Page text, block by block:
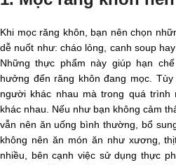
Khi mọc răng khôn, bạn nên chọn
dễ nuốt như: cháo lỏng, canh soup
Những thực phẩm này giúp hạn
hưởng đến răng khôn đang mọc.
người khác nhau mà trong quá trình
khác nhau. Nếu như bạn không cảm
vẫn nên ăn uống bình thường, bổ
không nên ăn món ăn như xương,
nhiều, bên cạnh việc sử dụng thực